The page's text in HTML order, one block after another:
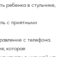
ребенка в стульчике,
с приятными
с телефона.
которая